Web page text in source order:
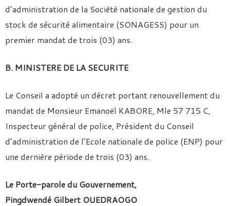
d’administration de la Société nationale de gestion du
stock de sécurité alimentaire (SONAGESS) pour un
premier mandat de trois (03) ans.
B. MINISTERE DE LA SECURITE
Le Conseil a adopté un décret portant renouvellement du
mandat de Monsieur Emanoël KABORE, Mle 57 715 C,
Inspecteur général de police, Président du Conseil
d’administration de l’Ecole nationale de police (ENP) pour
une dernière période de trois (03) ans.
Le Porte-parole du Gouvernement,
Pingdwendé Gilbert OUEDRAOGO